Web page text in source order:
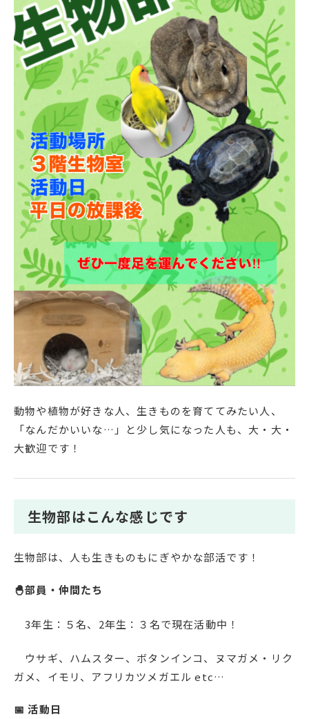
地域の皆様へ
同窓会
教育関係者の方へ
各種証明書発行
アクセス
お問い合わせ
English
プライバシーポリシー
動物や植物が好きな人、生きものを育ててみたい人、
「なんだかいいな…」と少し気になった人も、大・大・
大歓迎です！
生物部はこんな感じです
生物部は、人も生きものもにぎやかな部活です！
🐣部員・仲間たち
3年生：５名、2年生：３名で現在活動中！
ウサギ、ハムスター、ボタンインコ、ヌマガメ・リク
ガメ、イモリ、アフリカツメガエル etc…
📅 活動日